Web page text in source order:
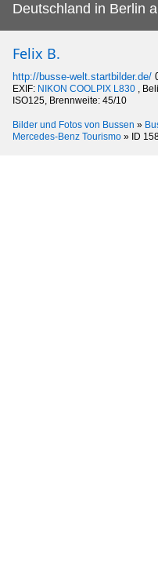
Deutschland in Berlin
Felix B.
http://busse-welt.startbilder.de/
EXIF: NIKON COOLPIX L830 ,
ISO125, Brennweite: 45/10
Bilder und Fotos von Bussen »
Mercedes-Benz Tourismo » ID